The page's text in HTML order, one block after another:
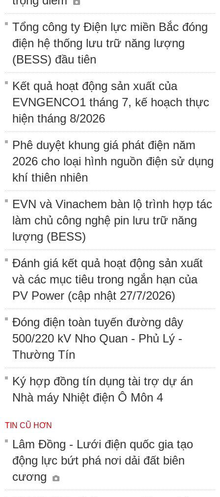
Tổng công ty Điện lực miền Bắc đóng
điện hệ thống lưu trữ năng lượng
(BESS) đầu tiên
Kết quả hoạt động sản xuất của
EVNGENCO1 tháng 7, kế hoạch thực
hiện tháng 8/2026
Phê duyệt khung giá phát điện năm
2026 cho loại hình nguồn điện sử dụng
khí thiên nhiên
EVN và Vinachem bàn lộ trình hợp tác
làm chủ công nghệ pin lưu trữ năng
lượng (BESS)
Đánh giá kết quả hoạt động sản xuất
và các mục tiêu trong ngắn hạn của
PV Power (cập nhật 27/7/2026)
Đóng điện toàn tuyến đường dây
500/220 kV Nho Quan - Phủ Lý -
Thường Tín
Ký hợp đồng tín dụng tài trợ dự án
Nhà máy Nhiệt điện Ô Môn 4
TIN CŨ HƠN
Lâm Đồng - Lưới điện quốc gia tạo
động lực bứt phá nơi dải đất biên
cương